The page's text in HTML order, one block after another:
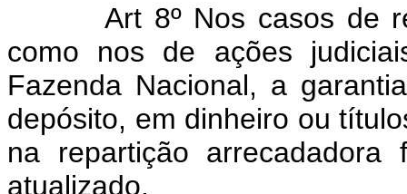
Art 8º Nos casos de
como nos de ações
Fazenda Nacional, a
depósito, em dinheiro ou
na repartição arrecadadora
atualizado.